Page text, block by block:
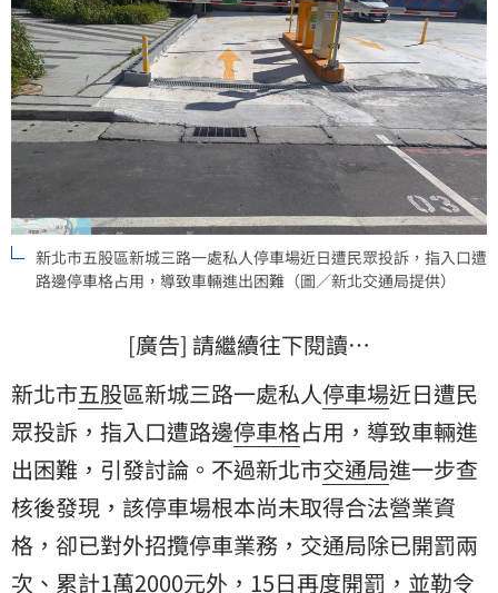
新北市五股區新城三路一處私人停車場近日遭民眾投訴，指入口遭
路邊停車格占用，導致車輛進出困難（圖／新北交通局提供）
[廣告] 請繼續往下閱讀…
新北市五股區新城三路一處私人停車場近日遭民
眾投訴，指入口遭路邊停車格占用，導致車輛進
出困難，引發討論。不過新北市交通局進一步查
核後發現，該停車場根本尚未取得合法營業資
格，卻已對外招攬停車業務，交通局除已開罰兩
次、累計1萬2000元外，15日再度開罰，並勒令